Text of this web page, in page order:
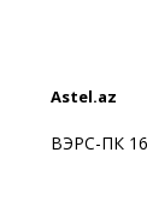
Astel.az
ВЭРС-ПК